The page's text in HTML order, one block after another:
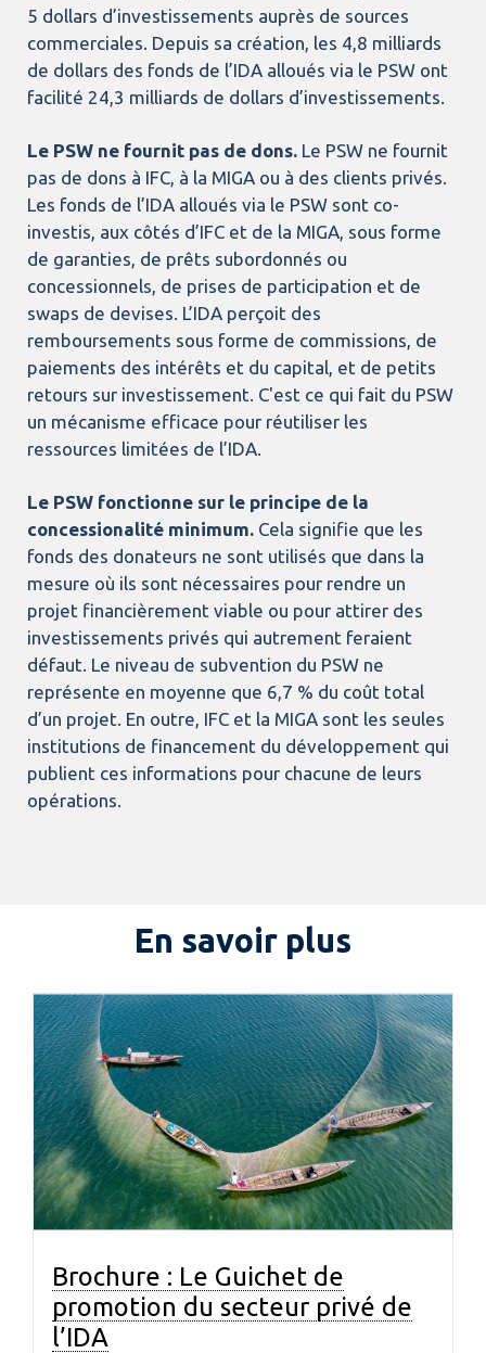
5 dollars d’investissements auprès de sources
commerciales. Depuis sa création, les 4,8 milliards
de dollars des fonds de l’IDA alloués via le PSW ont
facilité 24,3 milliards de dollars d’investissements.
Le PSW ne fournit pas de dons. Le PSW ne fournit
pas de dons à IFC, à la MIGA ou à des clients privés.
Les fonds de l’IDA alloués via le PSW sont co-
investis, aux côtés d’IFC et de la MIGA, sous forme
de garanties, de prêts subordonnés ou
concessionnels, de prises de participation et de
swaps de devises. L’IDA perçoit des
remboursements sous forme de commissions, de
paiements des intérêts et du capital, et de petits
retours sur investissement. C'est ce qui fait du PSW
un mécanisme efficace pour réutiliser les
ressources limitées de l’IDA.
Le PSW fonctionne sur le principe de la
concessionalité minimum. Cela signifie que les
fonds des donateurs ne sont utilisés que dans la
mesure où ils sont nécessaires pour rendre un
projet financièrement viable ou pour attirer des
investissements privés qui autrement feraient
défaut. Le niveau de subvention du PSW ne
représente en moyenne que 6,7 % du coût total
d’un projet. En outre, IFC et la MIGA sont les seules
institutions de financement du développement qui
publient ces informations pour chacune de leurs
opérations.
En savoir plus
Brochure : Le Guichet de
promotion du secteur privé de
l’IDA